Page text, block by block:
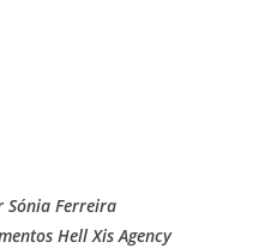
Sónia Ferreira
Hell Xis Agency